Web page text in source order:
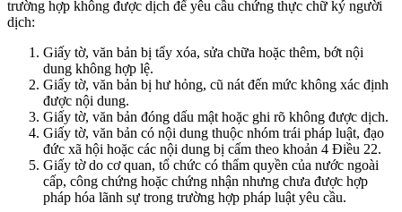
trường hợp không được dịch để yêu cầu chứng thực chữ ký người
dịch:
Giấy tờ, văn bản bị tẩy xóa, sửa chữa hoặc thêm, bớt nội
dung không hợp lệ.
Giấy tờ, văn bản bị hư hỏng, cũ nát đến mức không xác định
được nội dung.
Giấy tờ, văn bản đóng dấu mật hoặc ghi rõ không được dịch.
Giấy tờ, văn bản có nội dung thuộc nhóm trái pháp luật, đạo
đức xã hội hoặc các nội dung bị cấm theo khoản 4 Điều 22.
Giấy tờ do cơ quan, tổ chức có thẩm quyền của nước ngoài
cấp, công chứng hoặc chứng nhận nhưng chưa được hợp
pháp hóa lãnh sự trong trường hợp pháp luật yêu cầu.